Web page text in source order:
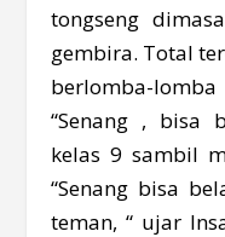
tongseng
gembira. Total
berlomba-lomba
“Senang , bisa
kelas 9 sambil
“Senang bisa
teman, “ ujar